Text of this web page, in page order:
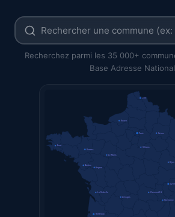
Recherchez parmi les 35 000+
Base Adresse
Paris
Lyon
Nantes
Bordeaux
Lille
Rennes
Reims
Dijon
Clermont-Fd
Rouen
Angers
Le Mans
Orléans
Limoges
La Rochelle
St-Étienne